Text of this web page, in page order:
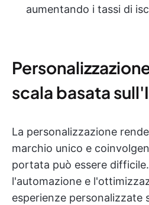
aumentando i tassi di
scala basata
La personalizzazione
marchio unico e
portata può essere
l'automazione e
esperienze personalizzate